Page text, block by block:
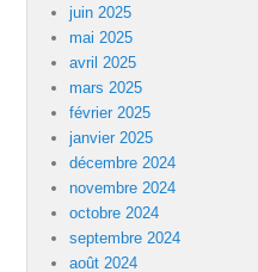
juin 2025
mai 2025
avril 2025
mars 2025
février 2025
janvier 2025
décembre 2024
novembre 2024
octobre 2024
septembre 2024
août 2024